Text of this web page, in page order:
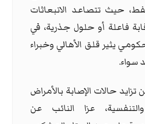
حيث تتصاعد الانبعاثات
فاعلة أو حلول جذرية، في
يثير قلق الأهالي وخبراء
سواء.
حالات الإصابة بالأمراض
عزا النائب عن